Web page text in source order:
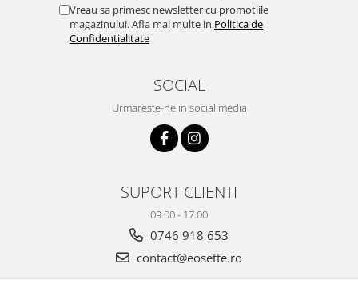
Vreau sa primesc newsletter cu promotiile
magazinului. Afla mai multe in Politica de
Confidentialitate
SOCIAL
Urmareste-ne in social media
SUPORT CLIENTI
09.00 - 17.00
0746 918 653
contact@eosette.ro